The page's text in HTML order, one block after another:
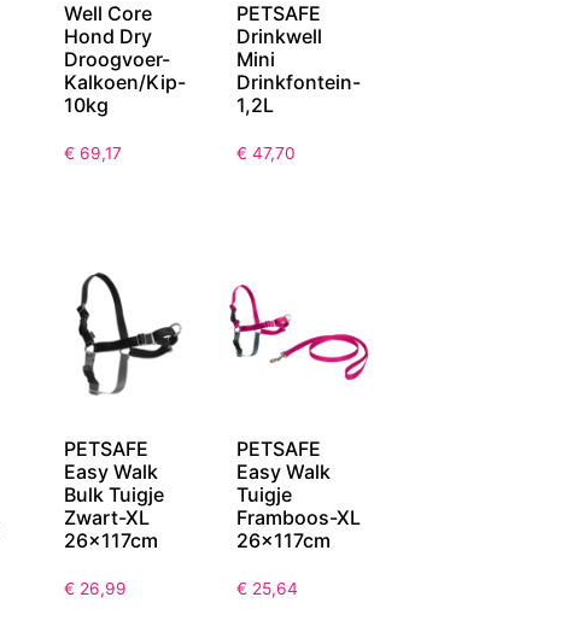
Well Core
Hond Dry
Droogvoer-
Kalkoen/Kip-
10kg
€ 69,17
PETSAFE
Drinkwell
Mini
Drinkfontein-
1,2L
€ 47,70
PETSAFE
Easy Walk
Bulk Tuigje
Zwart-XL
26x117cm
€ 26,99
PETSAFE
Easy Walk
Tuigje
Framboos-XL
26x117cm
€ 25,64